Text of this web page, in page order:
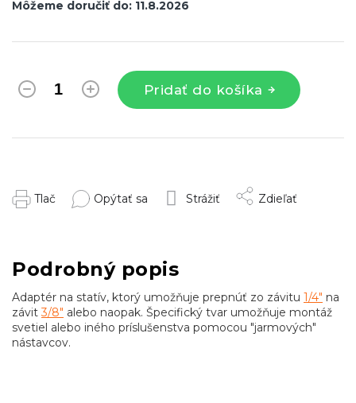
Môžeme doručiť do: 11.8.2026
Pridať do košíka
Tlač Opýtať sa Strážiť Zdieľať
Podrobný popis
Adaptér na statív, ktorý umožňuje prepnúť zo závitu 1/4" na
závit3/8" alebo naopak. Špecifický tvar umožňuje montáž
svetiel alebo iného príslušenstva pomocou "jarmových"
nástavcov.